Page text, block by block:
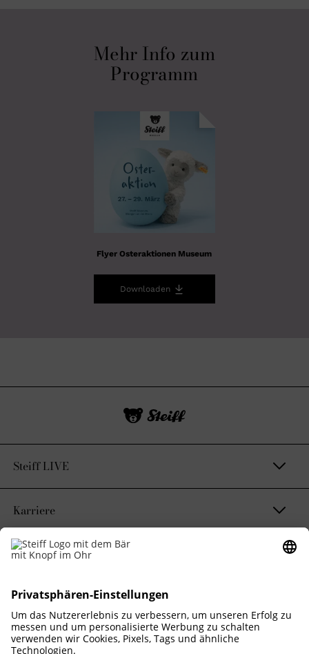
Mehr Info zum
Programm
Flyer Osteraktionen Museum
Downloaden
Steiff LIVE
Karriere
Kontakt & Rechtliches
Nachhaltigkeitsversprechen